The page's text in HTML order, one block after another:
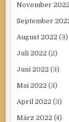
November 2022
September
August 2022 (3)
Juli 2022 (2)
Juni 2022 (3)
Mai 2022 (3)
April 2022 (3)
März 2022 (4)